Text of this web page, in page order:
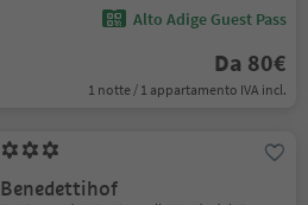
Alto Adige Guest Pass
Da 80€
1 notte / 1 appartamento IVA incl.
Benedettihof